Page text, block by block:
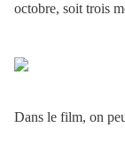
octobre, soit trois
Dans le film, on